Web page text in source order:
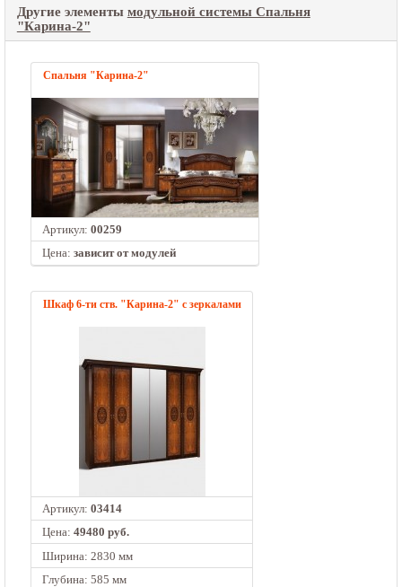
Другие элементы модульной системы Спальня
"Карина-2"
Спальня "Карина-2"
Артикул: 00259
Цена: зависит от модулей
Шкаф 6-ти ств. "Карина-2" с зеркалами
Артикул: 03414
Цена: 49480 руб.
Ширина: 2830 мм
Глубина: 585 мм